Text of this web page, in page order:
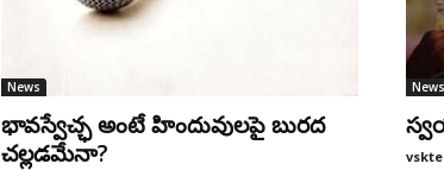
News
భావస్వేచ్ఛ అంటే హిందువులపై బురద
చల్లడమేనా?
News